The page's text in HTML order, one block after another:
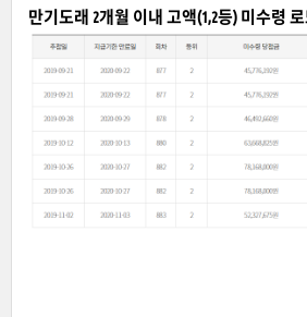
만기도래 2개월 이내 고액(1,2등) 미수령